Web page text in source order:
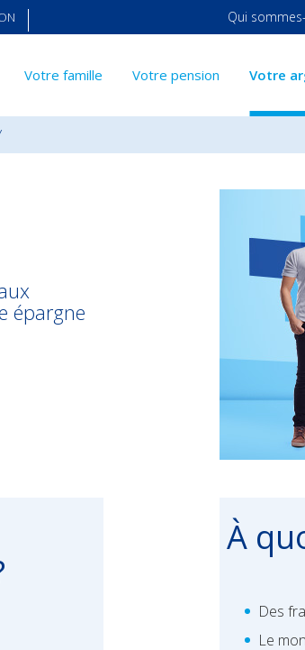
Votre famille Votre pension Votre
Qui
épargne
À
Des
Le